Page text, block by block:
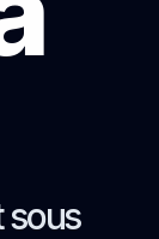
sous